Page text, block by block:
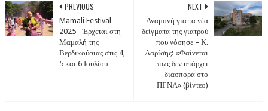
NEXT
Αναμονή για τα νέα
δείγματα της γιατρού
που νόσησε – Κ.
Λαρίσης: «Φαίνεται
πως δεν υπάρχει
διασπορά στο
ΠΓΝΛ» (βίντεο)
PREVIOUS
Mamali Festival
2025 - Έρχεται στη
Μαμαλή της
Βερδικούσιας στις 4,
5 και 6 Ιουλίου